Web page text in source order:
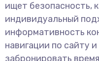
ищет безопасность,
индивидуальный
информативность
навигации по сайту
забронировать